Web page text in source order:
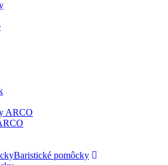
Baristické pomôcky